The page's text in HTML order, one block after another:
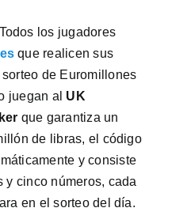
Todos los jugadores
que realicen sus
de Euromillones
juegan al UK
que garantiza un
de libras, el código
y consiste
y cinco números, cada
en el sorteo del día.